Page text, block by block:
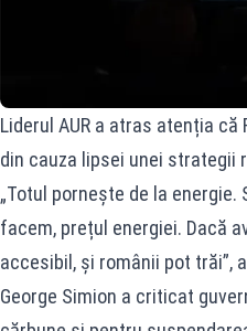
Liderul AUR a atras atenția
din cauza lipsei unei strategii
„Totul pornește de la
facem, prețul energiei. Dacă
accesibil, și românii pot trăi”,
George Simion a criticat